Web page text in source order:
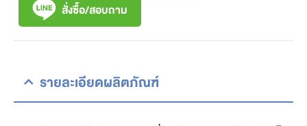
สั่งซื้อ/สอบถาม
รายละเอียดผลิตภัณฑ์